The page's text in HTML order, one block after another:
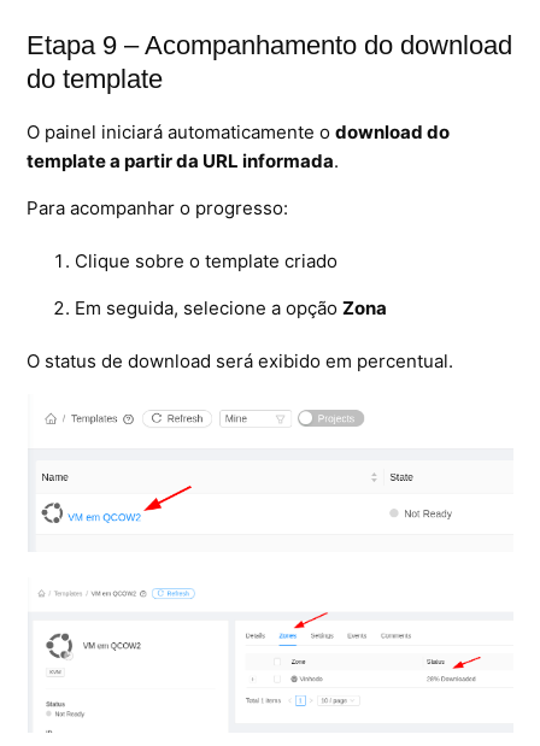
Etapa 9 – Acompanhamento do download
do template
O painel iniciará automaticamente odownload do
template a partir da URL informada.
Para acompanhar o progresso:
Clique sobre o template criado
Em seguida, selecione a opçãoZona
O status de download será exibido em percentual.